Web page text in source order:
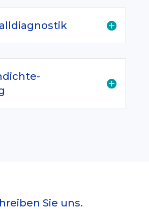
Sie uns.